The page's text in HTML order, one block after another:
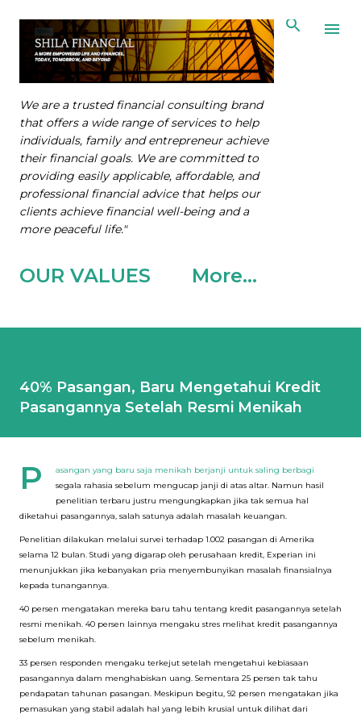
Skip to main content
We are a trusted financial consulting brand
that offers a wide range of services to help
individuals, family and entrepreneur achieve
their financial goals. We are committed to
providing easily applicable, affordable, and
professional financial advice that helps our
clients achieve financial well-being and a
more peaceful life."
OUR VALUES More…
40% Pasangan, Baru Mengetahui Kredit
Pasangannya Setelah Resmi Menikah
P
asangan yang baru saja menikah berjanji untuk saling berbagi
segala rahasia sebelum mengucap janji di atas altar. Namun hasil
penelitian terbaru justru mengungkapkan jika tak semua hal
diketahui pasangannya, salah satunya adalah masalah keuangan.
Penelitian dilakukan melalui survei terhadap 1.002 pasangan di Amerika
selama 12 bulan. Studi yang digarap oleh perusahaan kredit, Experian ini
menunjukkan jika kebanyakan pria menyembunyikan masalah finansialnya
kepada tunangannya.
40 persen mengatakan mereka baru tahu tentang kredit pasangannya setelah
resmi menikah. 40 persen lainnya mengaku stres melihat kredit pasangannya
sebelum menikah.
33 persen responden mengaku terkejut setelah mengetahui kebiasaan
pasangannya dalam menghabiskan uang. Sementara 25 persen tak tahu
pendapatan tahunan pasangan. Meskipun begitu, 92 persen mengatakan jika
pemasukan yang stabil adalah hal yang lebih krusial untuk dilihat dari